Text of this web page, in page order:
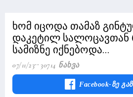
ხომ იცოდა თამაზ
დაკეტილ
სამიზნე იქნებოდა...
07/11/23 30714 Ნახვა
Facebook-Ზე